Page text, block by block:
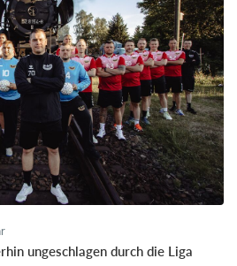
ungeschlagen durch die Liga